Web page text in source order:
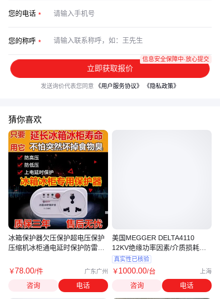
您的电话
您的称呼
立即获取报价
信息安全保障中·放心提交
发送询价代表您同意 《用户服务协议》 《隐私政策》
猜你喜欢
冰箱保护器欠压保护超电压保护
压缩机冰柜通电延时保护防雷击
￥78.00/件 广东广州
咨询 电话
美国MEGGER DELTA4110
12KV绝缘功率因素/介质损耗测
试系统
真实性已核验
￥1000.00/台 上海
咨询 电话